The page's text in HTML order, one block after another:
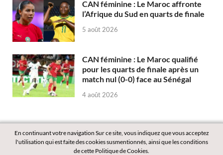
CAN féminine : Le Maroc affronte
l’Afrique du Sud en quarts de finale
5 août 2026
CAN féminine : Le Maroc qualifié
pour les quarts de finale après un
match nul (0-0) face au Sénégal
4 août 2026
En continuant votre navigation Sur ce site, vous indiquez que vous acceptez
l'utilisation qui est faite des cookies susmentionnés, ainsi que les conditions
de cette Politique de Cookies.